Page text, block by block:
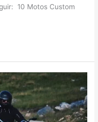
10 Motos Custom